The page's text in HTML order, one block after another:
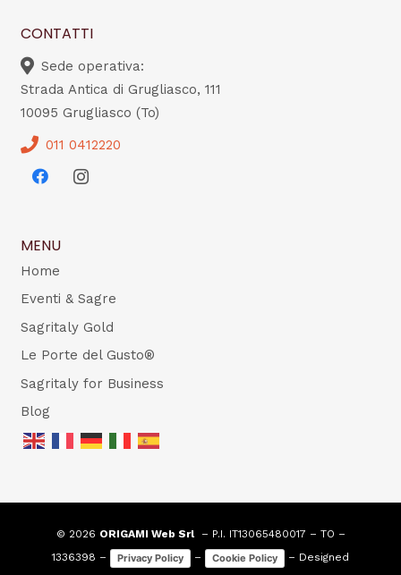
CONTATTI
Sede operativa:
Strada Antica di Grugliasco, 111
10095 Grugliasco (To)
011 0412220
MENU
Home
Eventi & Sagre
Sagritaly Gold
Le Porte del Gusto®
Sagritaly for Business
Blog
© 2026 ORIGAMI Web Srl– P.I. IT13065480017 – TO –
1336398 –
Privacy Policy – Cookie Policy
– Designed